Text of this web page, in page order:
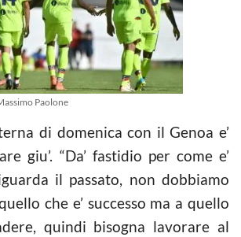
Paolone
di domenica con il Genoa e’
giu’. “Da’ fastidio per come e’
il passato, non dobbiamo
che e’ successo ma a quello
quindi bisogna lavorare al